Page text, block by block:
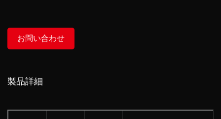
お問い合わせ
製品詳細